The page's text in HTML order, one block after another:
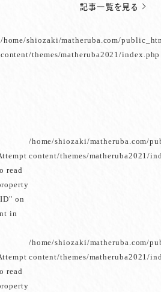
記事一覧を見る
/home/shiozaki/matheruba.com/
content/themes/matheruba2021/index.php
read
on
in
/home/shiozaki/matheruba.com/
content/themes/matheruba2021/
read
/home/shiozaki/matheruba.com/
content/themes/matheruba2021/